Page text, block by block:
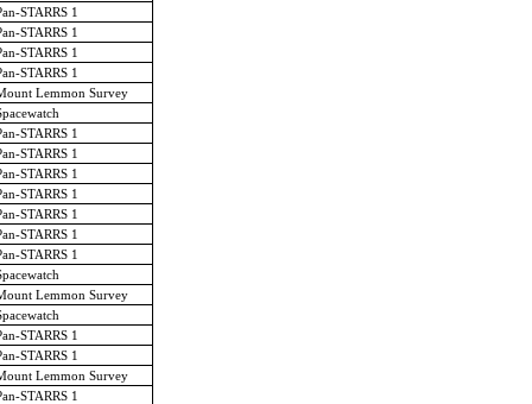
STARRS 1
STARRS 1
STARRS 1
STARRS 1
Lemmon Survey
STARRS 1
STARRS 1
STARRS 1
STARRS 1
STARRS 1
STARRS 1
STARRS 1
Lemmon Survey
STARRS 1
STARRS 1
Lemmon Survey
STARRS 1